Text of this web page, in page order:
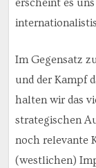
erscheint es
Im Gegensatz
und der Kampf
halten wir das
strategischen
noch relevante
(westlichen)